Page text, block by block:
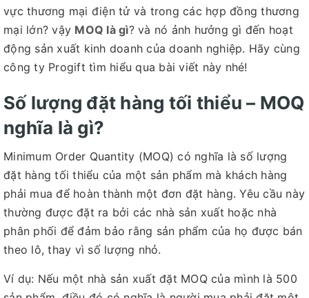
vực thương mại điện tử và trong các hợp đồng thương
mại lớn? vậy MOQ là gì? và nó ảnh hưởng gì đến hoạt
động sản xuất kinh doanh của doanh nghiệp. Hãy cùng
công ty Progift tìm hiểu qua bài viết này nhé!
Số lượng đặt hàng tối thiểu – MOQ
nghĩa là gì?
Minimum Order Quantity (MOQ) có nghĩa là số lượng
đặt hàng tối thiểu của một sản phẩm mà khách hàng
phải mua để hoàn thành một đơn đặt hàng. Yêu cầu này
thường được đặt ra bởi các nhà sản xuất hoặc nhà
phân phối để đảm bảo rằng sản phẩm của họ được bán
theo lô, thay vì số lượng nhỏ.
Ví dụ: Nếu một nhà sản xuất đặt MOQ của mình là 500